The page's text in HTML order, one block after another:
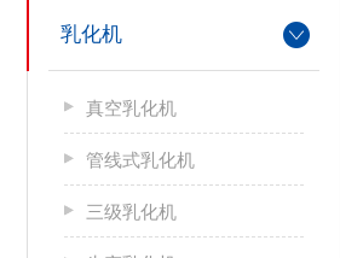
乳化机
真空乳化机
管线式乳化机
三级乳化机